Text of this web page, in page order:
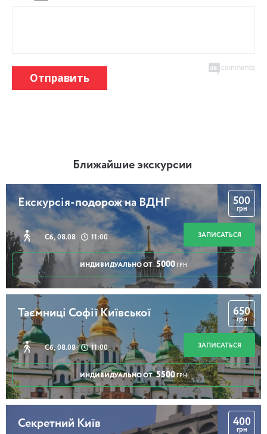
Отправить
Ближайшие экскурсии
Екскурсія-подорож на ВДНГ
Сб, 08.08 11:00
500
грн
ЗАПИСАТЬСЯ
ИНДИВИДУАЛЬНО ОТ 5000 ГРН
Таємниці Софії Київської
Сб, 08.08 11:00
650
грн
ЗАПИСАТЬСЯ
ИНДИВИДУАЛЬНО ОТ 5500 ГРН
Секретний Київ 400
грн